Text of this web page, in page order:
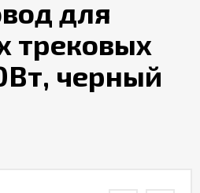
для
трековых
черный